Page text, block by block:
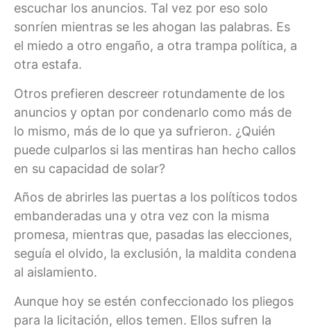
escuchar los anuncios. Tal vez por eso solo
sonríen mientras se les ahogan las palabras. Es
el miedo a otro engaño, a otra trampa política, a
otra estafa.
Otros prefieren descreer rotundamente de los
anuncios y optan por condenarlo como más de
lo mismo, más de lo que ya sufrieron. ¿Quién
puede culparlos si las mentiras han hecho callos
en su capacidad de solar?
Años de abrirles las puertas a los políticos todos
embanderadas una y otra vez con la misma
promesa, mientras que, pasadas las elecciones,
seguía el olvido, la exclusión, la maldita condena
al aislamiento.
Aunque hoy se estén confeccionado los pliegos
para la licitación, ellos temen. Ellos sufren la